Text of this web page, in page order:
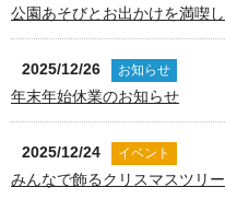
公園あそびとお出かけを満喫
2025/12/26 お知らせ
年末年始休業のお知らせ
2025/12/24 イベント
みんなで飾るクリスマスツリー